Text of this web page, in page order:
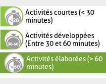
Activités courtes (< 30
minutes)
Activités développées
(Entre 30 et 60 minutes)
Activités élaborées (> 60
minutes)